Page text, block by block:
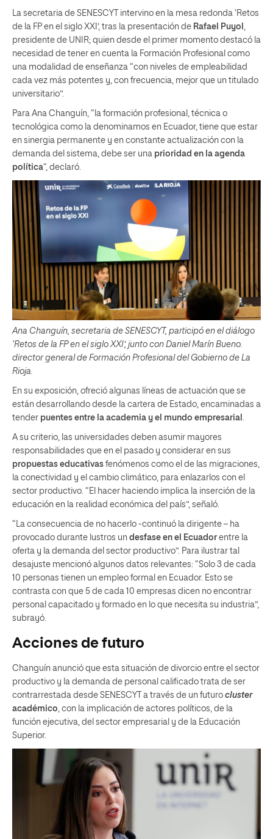
La secretaria de SENESCYT intervino en la mesa redonda ‘Retos
de la FP en el siglo XXI’, tras la presentación de Rafael Puyol
presidente de UNIR; quien desde el primer momento destacó la
necesidad de tener en cuenta la Formación Profesional como
una modalidad de enseñanza “con niveles de empleabilidad
cada vez más potentes y, con frecuencia, mejor que un titulado
universitario”.
Para Ana Changuín, “la formación profesional, técnica o
tecnológica como la denominamos en Ecuador, tiene que estar
en sinergia permanente y en constante actualización con la
demanda del sistema, debe ser una prioridad en la agenda
política“, declaró.
Ana Changuín, secretaria de SENESCYT, participó en el diálogo
‘Retos de la FP en el siglo XXI’, junto con Daniel Marín Bueno.
director general de Formación Profesional del Gobierno de La
Rioja.
En su exposición, ofreció algunas líneas de actuación que se
están desarrollando desde la cartera de Estado, encaminadas a
tender puentes entre la academia y el mundo empresarial .
A su criterio, las universidades deben asumir mayores
responsabilidades que en el pasado y considerar en sus
propuestas educativas fenómenos como el de las migraciones,
la conectividad y el cambio climático, para enlazarlos con el
sector productivo. “El hacer haciendo implica la inserción de la
educación en la realidad económica del país”, señaló.
“La consecuencia de no hacerlo -continuó la dirigente – ha
provocado durante lustros un desfase en el Ecuador entre la
oferta y la demanda del sector productivo”. Para ilustrar tal
desajuste mencionó algunos datos relevantes: “Solo 3 de cada
10 personas tienen un empleo formal en Ecuador. Esto se
contrasta con que 5 de cada 10 empresas dicen no encontrar
personal capacitado y formado en lo que necesita su industria”,
subrayó.
Acciones de futuro
Changuín anunció que esta situación de divorcio entre el sector
productivo y la demanda de personal calificado trata de ser
contrarrestada desde SENESCYT a través de un futuro cluster
académico, con la implicación de actores políticos, de la
función ejecutiva, del sector empresarial y de la Educación
Superior.